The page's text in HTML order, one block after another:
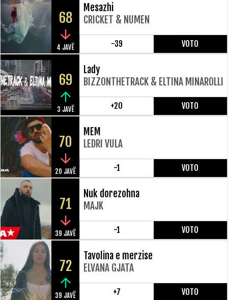
68
4 JAVË
Mesazhi
CRICKET & NUMEN
-39 VOTO
69
3 JAVË
Lady
BIZZONTHETRACK & ELTINA MINAROLLI
+20 VOTO
70
20 JAVË
MEM
LEDRI VULA
-1 VOTO
71
39 JAVË
Nuk dorezohna
MAJK
-1 VOTO
72
39 JAVË
Tavolina e merzise
ELVANA GJATA
+7 VOTO